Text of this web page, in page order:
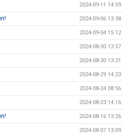
2024-09-11 14:59
2024-09-06 13:38
2024-09-04 15:12
2024-08-30 13:57
2024-08-30 13:21
2024-08-29 14:23
2024-08-24 08:56
2024-08-23 14:16
2024-08-16 13:26
2024-08-07 13:09